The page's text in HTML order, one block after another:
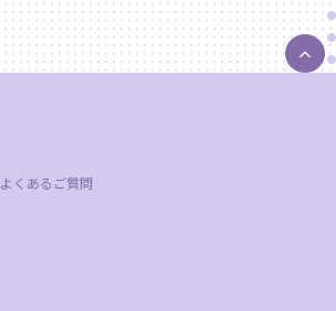
よくあるご質問